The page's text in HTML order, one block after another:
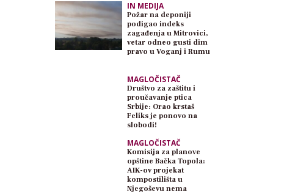
IN MEDIJA
Požar na deponiji
podigao indeks
zagađenja u Mitrovici,
vetar odneo gusti dim
pravo u Voganj i Rumu
MAGLOČISTAČ
Društvo za zaštitu i
proučavanje ptica
Srbije: Orao krstaš
Feliks je ponovo na
slobodi!
MAGLOČISTAČ
Komisija za planove
opštine Bačka Topola:
AIK-ov projekat
kompostilišta u
Njegoševu nema